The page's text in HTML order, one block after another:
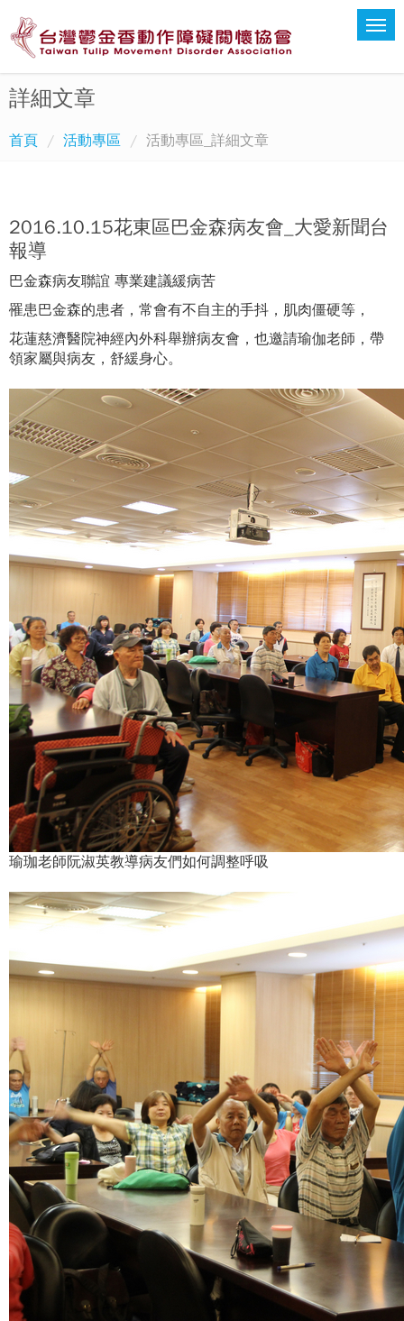
詳細文章
首頁 活動專區 活動專區_詳細文章
2016.10.15花東區巴金森病友會_大愛新聞台
報導
巴金森病友聯誼 專業建議緩病苦
罹患巴金森的患者，常會有不自主的手抖，肌肉僵硬等，
花蓮慈濟醫院神經內外科舉辦病友會，也邀請瑜伽老師，帶
領家屬與病友，舒緩身心。
瑜珈老師阮淑英教導病友們如何調整呼吸